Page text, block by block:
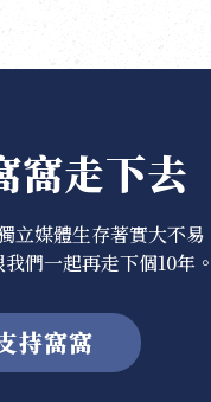
窩走下去
立媒體生存著實大不易
們一起再走下個10年
持窩窩